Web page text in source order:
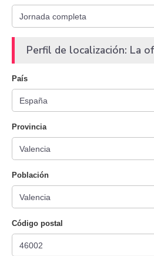
Perfil de localización: La
País
Provincia
Población
Código postal